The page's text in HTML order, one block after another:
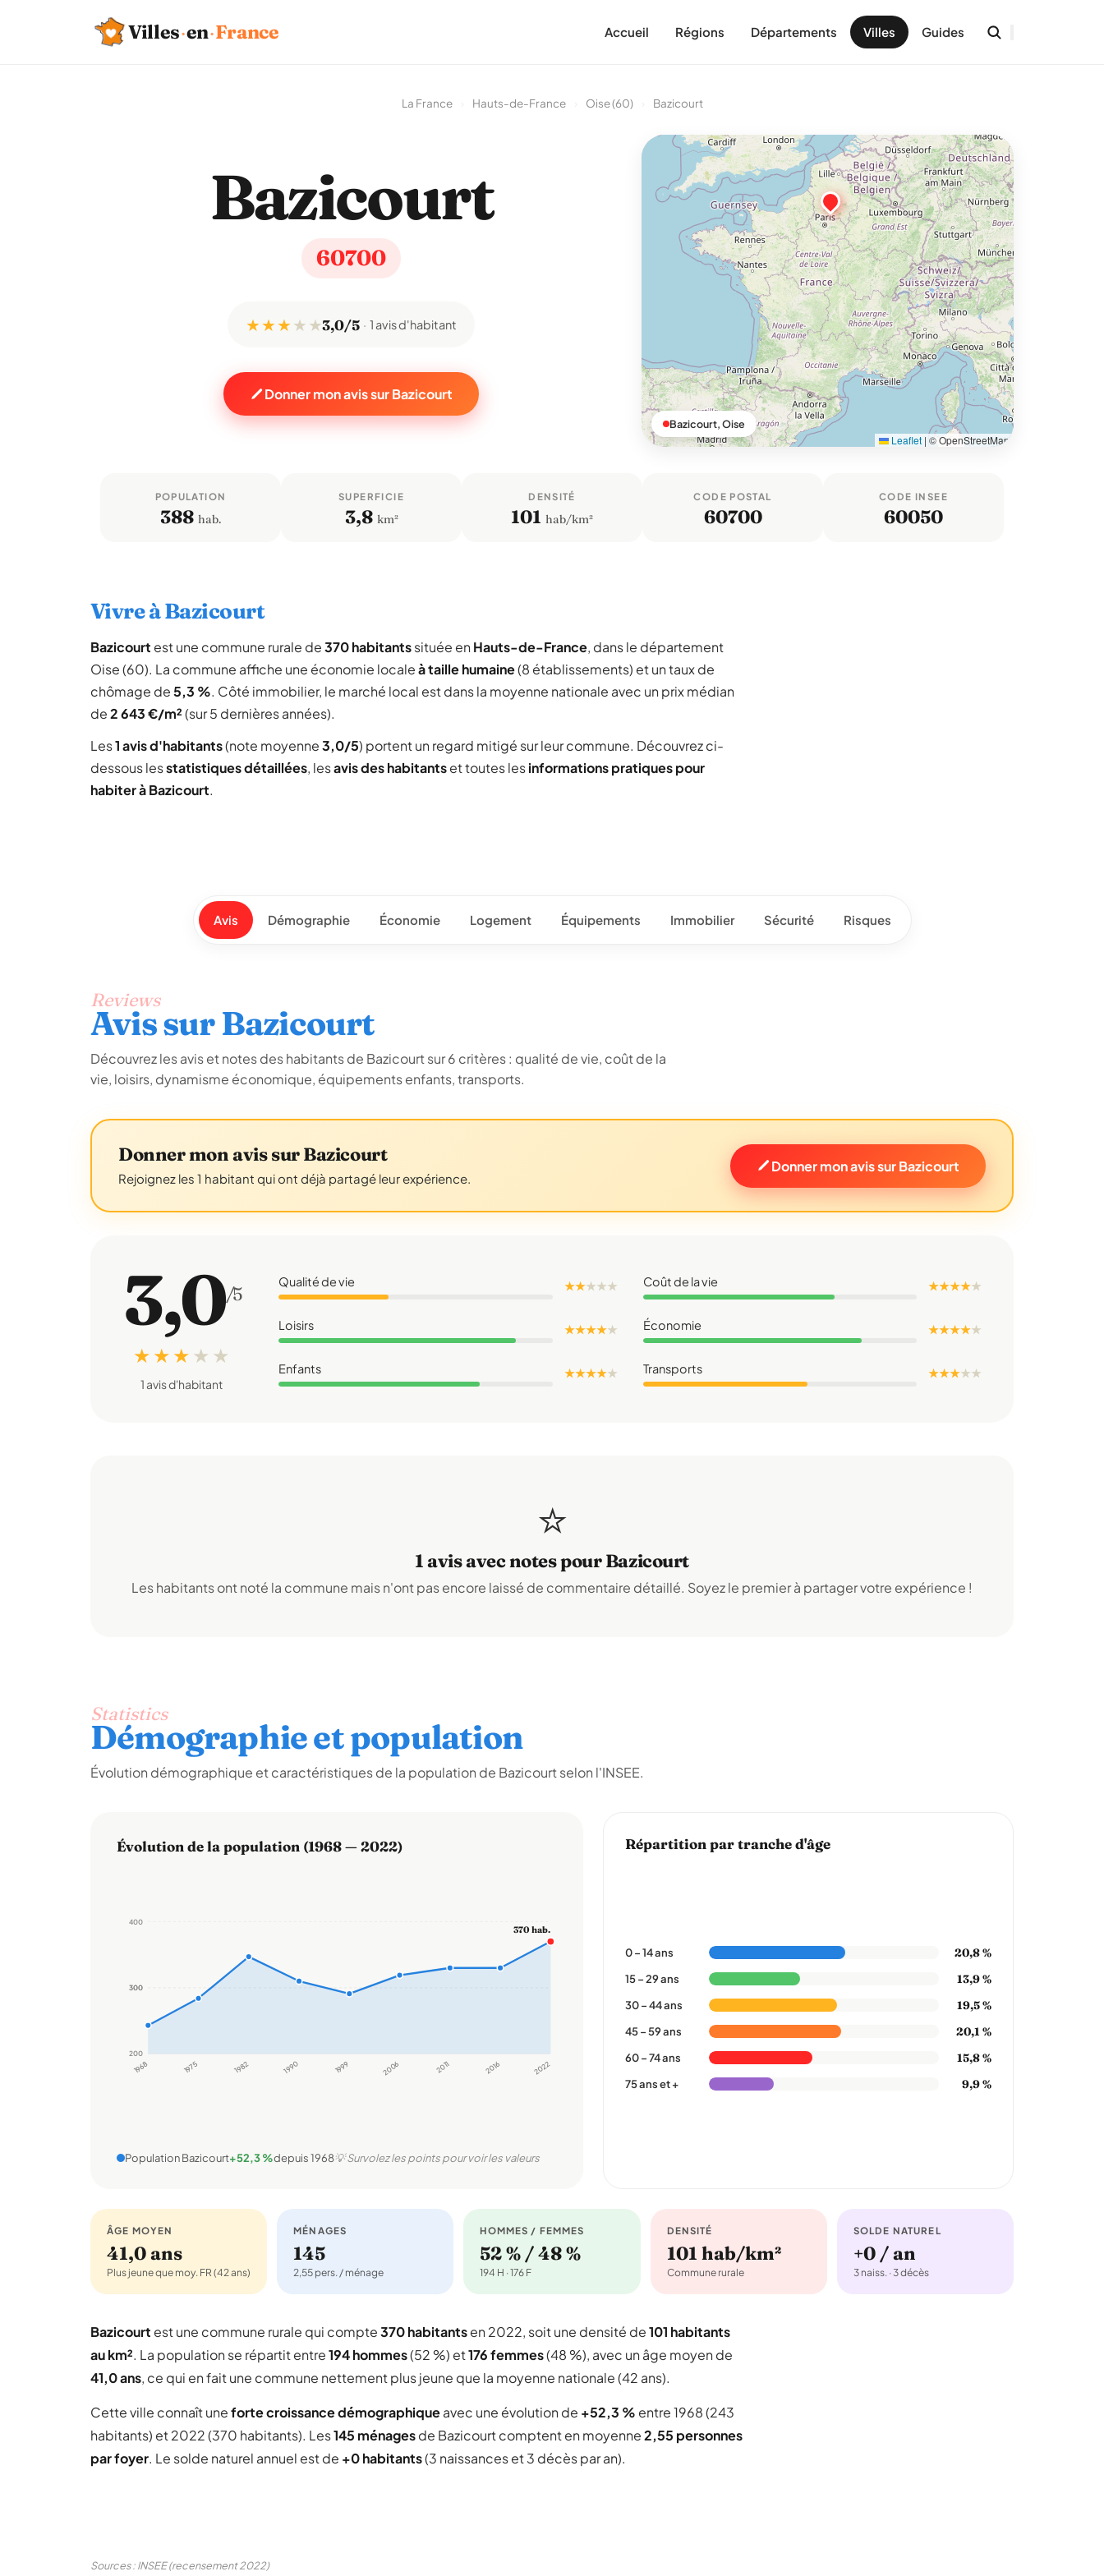
Villes·en·France Accueil Régions Départements Villes Guides
La France Hauts-de-France Oise (60) Bazicourt
Bazicourt
60700
★ ★ ★★ ★3,0/5 1 avis d'habitant
Donner mon avis sur Bazicourt
Leaflet | © OpenStreetMap
Bazicourt, Oise
POPULATION
388 hab.
SUPERFICIE
3,8 km²
DENSITÉ
101 hab/km²
CODE POSTAL
60700
CODE INSEE
60050
Vivre à Bazicourt
Bazicourt est une commune rurale de370 habitantssituée en Hauts-de-France, dans le département
Oise (60). La commune affiche une économie localeà taille humaine(8 établissements) et un taux de
chômage de5,3 %. Côté immobilier, le marché local est dans la moyenne nationale avec un prix médian
de2 643 €/m²(sur 5 dernières années).
Les1 avis d'habitants(note moyenne3,0/5) portent un regard mitigé sur leur commune. Découvrez ci-
dessous lesstatistiques détaillées, lesavis des habitantset toutes lesinformations pratiques pour
habiter à Bazicourt.
Avis Démographie Économie Logement Équipements Immobilier Sécurité Risques
Reviews
Avis sur Bazicourt
Découvrez les avis et notes des habitants de Bazicourt sur 6 critères : qualité de vie, coût de la
vie, loisirs, dynamisme économique, équipements enfants, transports.
Donner mon avis sur Bazicourt
Rejoignez les 1 habitant qui ont déjà partagé leur expérience.
Donner mon avis sur Bazicourt
3,0/5
★ ★ ★ ★ ★
1 avis d'habitant
Qualité de vie ★ ★★★★ Coût de la vie ★ ★ ★ ★★
Loisirs ★ ★ ★ ★★ Économie ★ ★ ★ ★★
Enfants ★ ★ ★ ★★ Transports ★ ★ ★★★
⭐
1 avis avec notes pour Bazicourt
Les habitants ont noté la commune mais n'ont pas encore laissé de commentaire détaillé. Soyez le premier à partager votre expérience !
Statistics
Démographie et population
Évolution démographique et caractéristiques de la population de Bazicourt selon l'INSEE.
Évolution de la population (1968 — 2022)
200
300
300
400
1968 1975 1982 1990 1999 2006 2011 2016 2022
370 hab.
Population Bazicourt+52,3 %depuis 1968💡 Survolez les points pour voir les valeurs
Répartition par tranche d'âge
0 – 14 ans 20,8 %
15 – 29 ans 13,9 %
30 – 44 ans 19,5 %
45 – 59 ans 20,1 %
60 – 74 ans 15,8 %
75 ans et + 9,9 %
ÂGE MOYEN
41,0 ans
Plus jeune que moy. FR (42 ans)
MÉNAGES
145
2,55 pers. / ménage
HOMMES / FEMMES
52 % / 48 %
194 H · 176 F
DENSITÉ
101 hab/km²
Commune rurale
SOLDE NATUREL
+0 / an
3 naiss. · 3 décès
Bazicourt est une commune rurale qui compte370 habitantsen 2022, soit une densité de101 habitants
au km². La population se répartit entre194 hommes(52 %) et176 femmes(48 %), avec un âge moyen de
41,0 ans, ce qui en fait une commune nettement plus jeune que la moyenne nationale (42 ans).
Cette ville connaît uneforte croissance démographiqueavec une évolution de +52,3 % entre 1968 (243
habitants) et 2022 (370 habitants). Les145 ménagesde Bazicourt comptent en moyenne2,55 personnes
par foyer. Le solde naturel annuel est de +0 habitants(3 naissances et 3 décès par an).
Sources : INSEE (recensement 2022)